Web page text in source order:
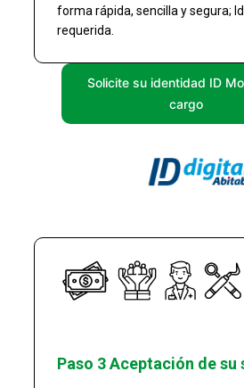
forma rápida, sencilla y segura;
requerida.
Solicite su identidad ID
cargo
Paso 3 Aceptación de su